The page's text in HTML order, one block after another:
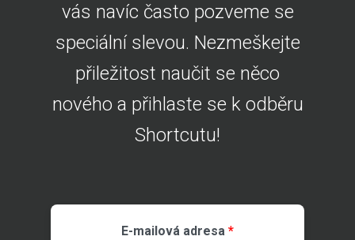
vás navíc často pozveme se
speciální slevou. Nezmeškejte
přiležitost naučit se něco
nového a přihlaste se k odběru
Shortcutu!
E-mailová adresa